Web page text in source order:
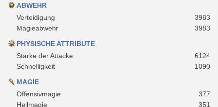
ABWEHR
Verteidigung
3983
Magieabwehr
3983
PHYSISCHE ATTRIBUTE
Stärke der Attacke
6124
Schnelligkeit
1090
MAGIE
Offensivmagie
377
Heilmagie
351